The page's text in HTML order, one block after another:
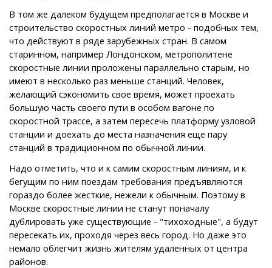
В том же далеком будущем предполагается в Москве и
строительство скоростных линий метро - подобных тем,
что действуют в ряде зарубежных стран. В самом
старинном, например Лондонском, метрополитене
скоростные линии проложены параллельно старым, но
имеют в несколько раз меньше станций. Человек,
желающий сэкономить свое время, может проехать
большую часть своего пути в особом вагоне по
скоростной трассе, а затем пересечь платформу узловой
станции и доехать до места назначения еще пару
станций в традиционном по обычной линии.
Надо отметить, что и к самим скоростным линиям, и к
бегущим по ним поездам требования предъявляются
гораздо более жесткие, нежели к обычным. Поэтому в
Москве скоростные линии не станут поначалу
дублировать уже существующие - "тихоходные", а будут
пересекать их, проходя через весь город. Но даже это
немало облегчит жизнь жителям удаленных от центра
районов.